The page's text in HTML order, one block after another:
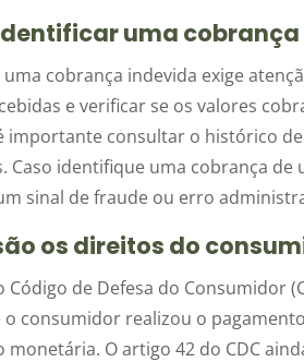
uma
cobrança indevida exige
e verificar se os valores
importante consultar o histórico
Caso identifique uma cobrança de
sinal de fraude ou erro
os direitos do
Código de Defesa do Consumidor
o consumidor realizou o
monetária. O artigo 42 do CDC